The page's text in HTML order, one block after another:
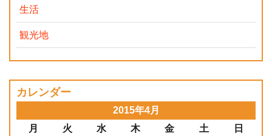
生活
観光地
カレンダー
2015年4月
月
火 水 木 金 土 日